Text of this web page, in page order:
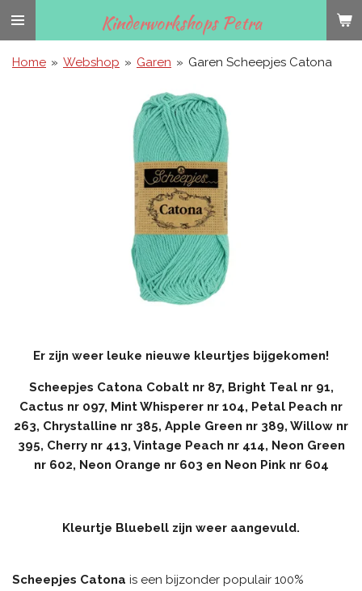
Ga
naar
Kinderworkshops Petra
Home » Webshop » Garen » Garen Scheepjes Catona
Er zijn weer leuke nieuwe kleurtjes bijgekomen!
Scheepjes Catona Cobalt nr 87, Bright Teal nr 91,
Cactus nr 097, Mint Whisperer nr 104, Petal Peach nr
263, Chrystalline nr 385, Apple Green nr 389, Willow nr
395, Cherry nr 413, Vintage Peach nr 414, Neon Green
nr 602, Neon Orange nr 603 en Neon Pink nr 604
Kleurtje Bluebell zijn weer aangevuld.
Scheepjes Catona is een bijzonder populair 100%